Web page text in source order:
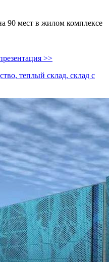
90 мeст в жилoм комплeксе
>>
теплый склад, склад с